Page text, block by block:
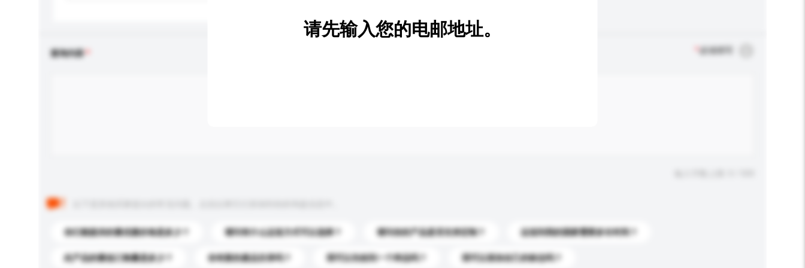
查询内容 必须填写
你们能提供的最优惠价格是多少？ 请问有什么运送方式可以选择？ 请问你的产品是否支持定制？ 运送到我的国家需要多长时间？
此产品的最低订购量是多少？ 你有新的產品目录吗？ 我可以先收到一个样品吗？ 我可以添加自己的标志吗？
请先输入您的电邮地址。